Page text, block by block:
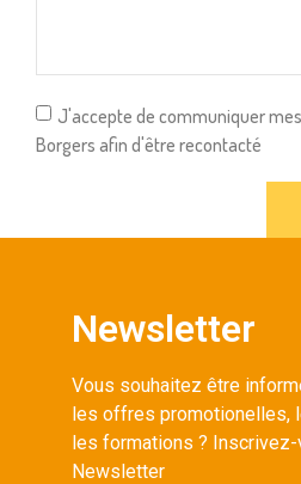
J'accepte de communiquer
Borgers afin d'être recontacté
Newsletter
Vous souhaitez être
les offres promotionelles,
les formations ? Inscrivez-
Newsletter